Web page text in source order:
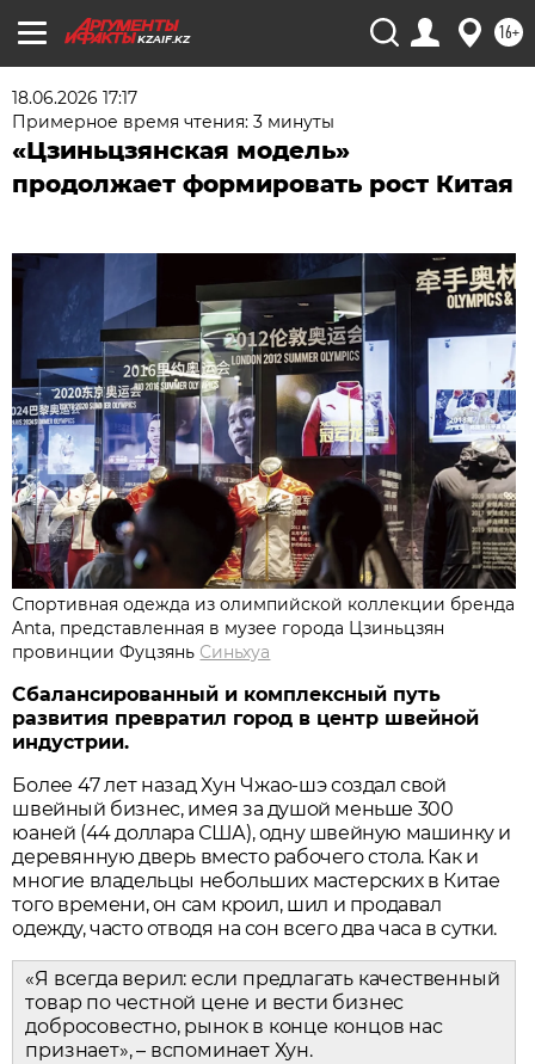
KZAIF.KZ 16+
18.06.2026 17:17
Примерное время чтения: 3 минуты
«Цзиньцзянская модель»
продолжает формировать рост Китая
Спортивная одежда из олимпийской коллекции бренда
Anta, представленная в музее города Цзиньцзян
провинции Фуцзянь Синьхуа
Сбалансированный и комплексный путь
развития превратил город в центр швейной
индустрии.
Более 47 лет назад Хун Чжао-шэсоздал свой
швейный бизнес, имея за душой меньше 300
юаней (44 доллара США), одну швейную машинку и
деревянную дверь вместо рабочего стола. Как и
многие владельцы небольших мастерских в Китае
того времени, он сам кроил, шил и продавал
одежду, часто отводя на сон всего два часа в сутки.
«Я всегда верил: если предлагать качественный
товар по честной цене и вести бизнес
добросовестно, рынок в конце концов нас
признает», – вспоминает Хун.